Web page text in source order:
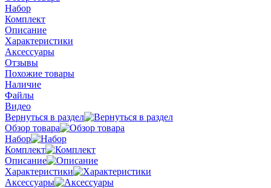
Набор
Комплект
Описание
Характеристики
Аксессуары
Отзывы
Похожие товары
Наличие
Файлы
Видео
Вернуться в раздел
Обзор товара
Набор
Комплект
Описание
Характеристики
Аксессуары